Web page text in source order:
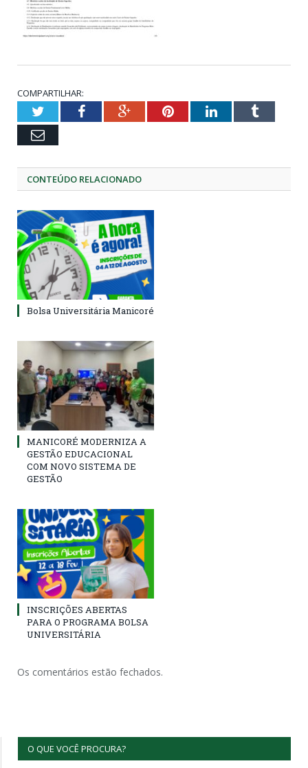
COMPARTILHAR:
TwitterFacebookGoogle+PinterestLinkedInTumblr
Email
CONTEÚDO RELACIONADO
Bolsa Universitária Manicoré
MANICORÉ MODERNIZA A
GESTÃO EDUCACIONAL
COM NOVO SISTEMA DE
GESTÃO
INSCRIÇÕES ABERTAS
PARA O PROGRAMA BOLSA
UNIVERSITÁRIA
Os comentários estão fechados.
O QUE VOCÊ PROCURA?